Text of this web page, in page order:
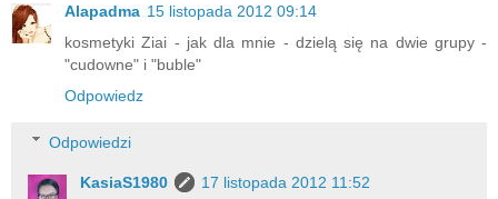
Alapadma 15 listopada 2012 09:14
kosmetyki Ziai - jak dla mnie - dzielą się na dwie grupy -
"cudowne" i "buble"
Odpowiedz
Odpowiedzi
KasiaS1980
17 listopada 2012 11:52